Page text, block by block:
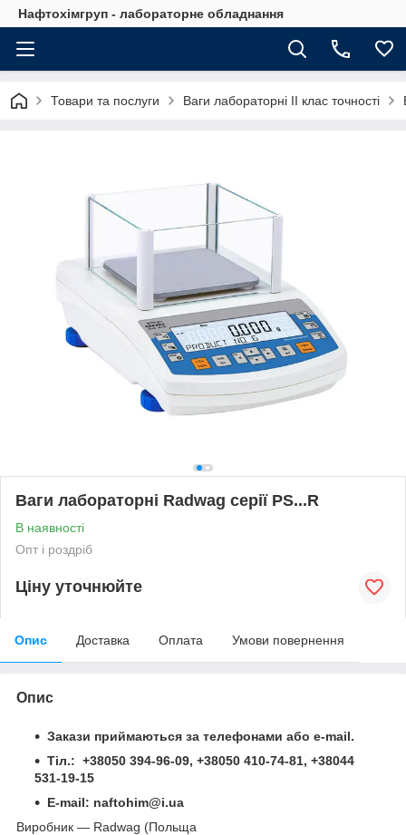
Нафтохімгруп - лабораторне обладнання
Товари та послуги Ваги лабораторні ІІ клас точності
Ваги лабораторні Radwag серії PS...R
В наявності
Опт і роздріб
Ціну уточнюйте
Опис Доставка Оплата Умови повернення
Опис
Закази приймаються за телефонами або e-mail.
Тіл.: +38050 394-96-09, +38050 410-74-81, +38044
531-19-15
Е-mail: naftohim@i.ua
Виробник — Radwag (Польща